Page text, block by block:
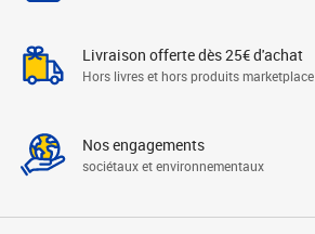
Livraison offerte dès 25€ d'achat
Hors livres et hors produits marketplace
Nos engagements
sociétaux et environnementaux